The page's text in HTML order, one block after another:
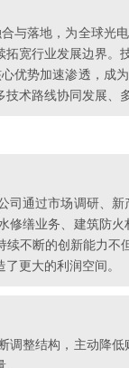
与落地，为全球光
宽行业发展边界
优势加速渗透，
术路线协同发展
司通过市场调研、
修缮业务、建筑防
不断的创新能力
更大的利润空间。
调整结构，主动降